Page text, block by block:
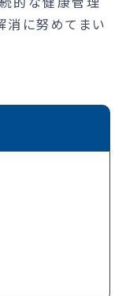
消に努めてまい